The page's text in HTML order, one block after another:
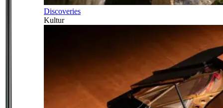
Discoveries
Kultur